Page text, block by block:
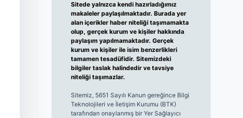
Sitede yalnızca kendi hazırladığımız
makaleler paylaşılmaktadır. Burada yer
alan içerikler haber niteliği taşımamakta
olup, gerçek kurum ve kişiler hakkında
paylaşım yapılmamaktadır. Gerçek
kurum ve kişiler ile isim benzerlikleri
tamamen tesadüfidir. Sitemizdeki
bilgiler taslak halindedir ve tavsiye
niteliği taşımazlar.
Sitemiz, 5651 Sayılı Kanun gereğince Bilgi
Teknolojileri ve İletişim Kurumu (BTK)
tarafından onaylanmış bir Yer Sağlayıcı